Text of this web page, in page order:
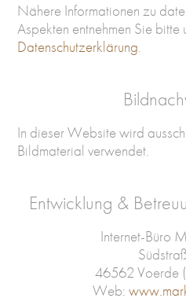
Nähere Informationen zu
Aspekten entnehmen Sie bitte
Datenschutzerklärung.
In dieser Website wird
Bildmaterial verwendet.
Entwicklung &
Internet-Büro
46562 Voerde
Web: